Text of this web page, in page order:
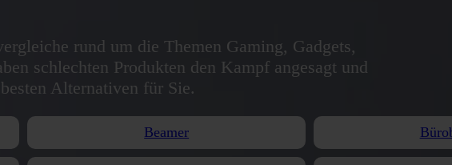
rund um die Themen Gaming, Gadgets,
schlechten Produkten den Kampf angesagt und
Alternativen für Sie.
Beamer